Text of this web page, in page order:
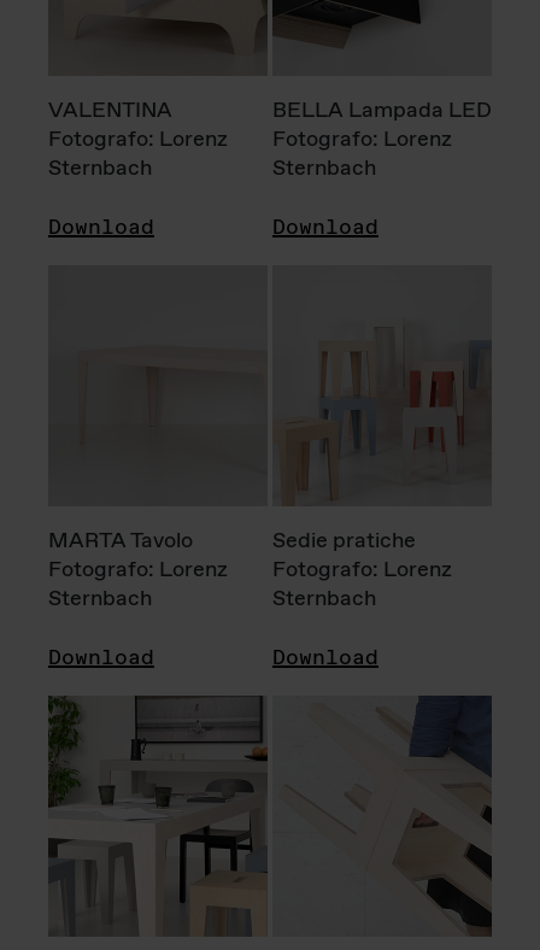
VALENTINA
Fotografo: Lorenz
Sternbach
Download
BELLA Lampada LED
Fotografo: Lorenz
Sternbach
Download
MARTA Tavolo
Fotografo: Lorenz
Sternbach
Download
Sedie pratiche
Fotografo: Lorenz
Sternbach
Download